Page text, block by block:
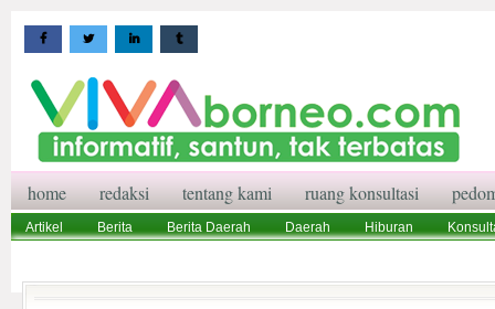
home redaksi tentang kami ruang konsultasi
Artikel Berita Berita Daerah Daerah Hiburan